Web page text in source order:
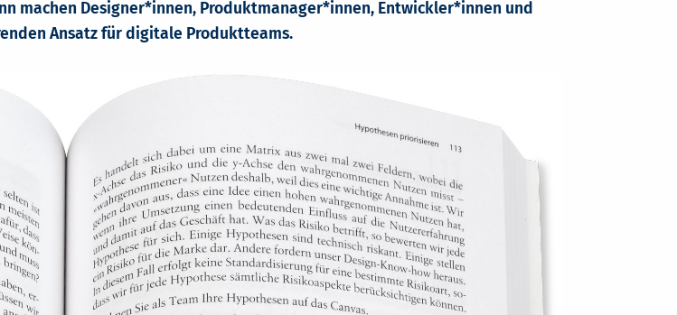
machen Designer*innen, Produktmanager*innen, Entwickler*innen und
Ansatz für digitale Produktteams.